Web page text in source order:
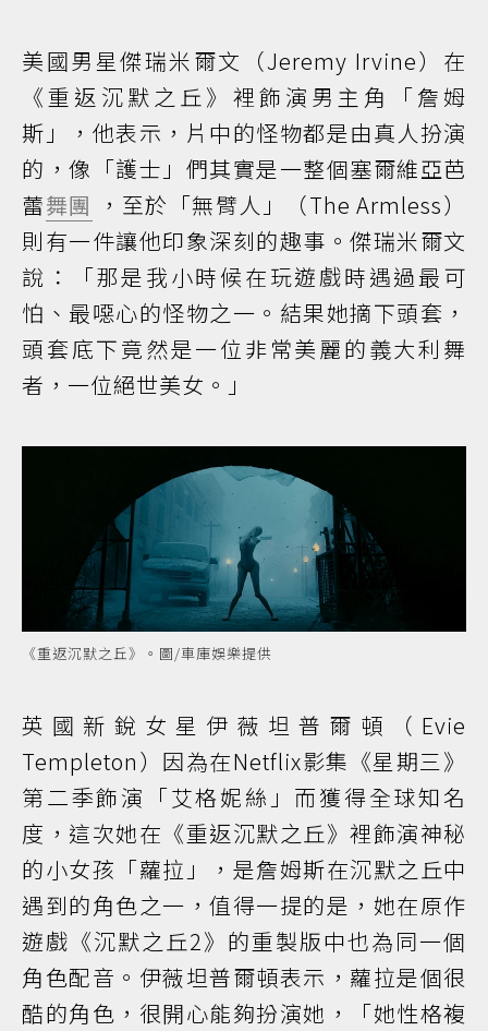
美國男星傑瑞米爾文（Jeremy Irvine）在
《重返沉默之丘》裡飾演男主角「詹姆
斯」，他表示，片中的怪物都是由真人扮演
的，像「護士」們其實是一整個塞爾維亞芭
蕾舞團 ，至於「無臂人」（The Armless）
則有一件讓他印象深刻的趣事。傑瑞米爾文
說：「那是我小時候在玩遊戲時遇過最可
怕、最噁心的怪物之一。結果她摘下頭套，
頭套底下竟然是一位非常美麗的義大利舞
者，一位絕世美女。」
《重返沉默之丘》。圖/車庫娛樂提供
英國新銳女星伊薇坦普爾頓（Evie
Templeton）因為在Netflix影集《星期三》
第二季飾演「艾格妮絲」而獲得全球知名
度，這次她在《重返沉默之丘》裡飾演神秘
的小女孩「蘿拉」，是詹姆斯在沉默之丘中
遇到的角色之一，值得一提的是，她在原作
遊戲《沉默之丘2》的重製版中也為同一個
角色配音。伊薇坦普爾頓表示，蘿拉是個很
酷的角色，很開心能夠扮演她，「她性格複